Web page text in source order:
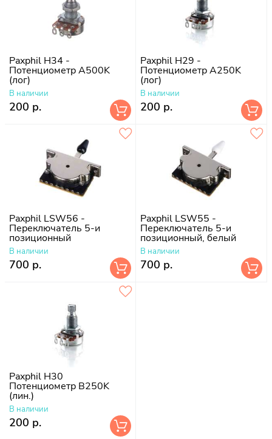
Paxphil H34 -
Потенциометр A500K
(лог)
В наличии
200 р.
Paxphil H29 -
Потенциометр A250K
(лог)
В наличии
200 р.
Paxphil LSW56 -
Переключатель 5-и
позиционный
В наличии
700 р.
Paxphil LSW55 -
Переключатель 5-и
позиционный, белый
В наличии
700 р.
Paxphil H30
Потенциометр B250K
(лин.)
В наличии
200 р.